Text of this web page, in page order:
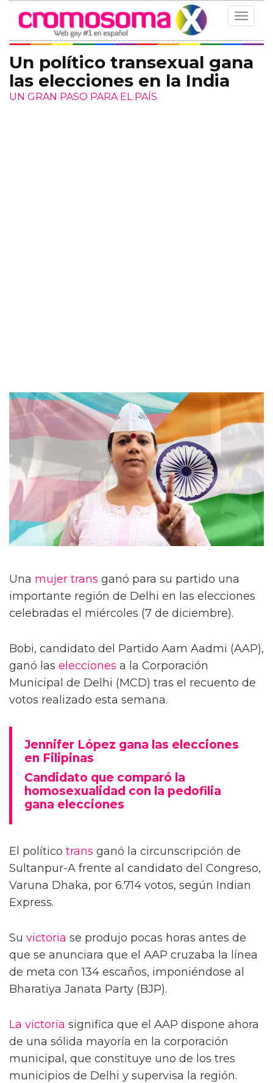
Toggle
Un político transexual gana
las elecciones en la India
UN GRAN PASO PARA EL PAÍS
Una mujer trans ganó para su partido una
importante región de Delhi en las elecciones
celebradas el miércoles (7 de diciembre).
Bobi, candidato del Partido Aam Aadmi (AAP),
ganó las elecciones a la Corporación
Municipal de Delhi (MCD) tras el recuento de
votos realizado esta semana.
Jennifer López gana las elecciones
en Filipinas
Candidato que comparó la
homosexualidad con la pedofilia
gana elecciones
El político trans ganó la circunscripción de
Sultanpur-A frente al candidato del Congreso,
Varuna Dhaka, por 6.714 votos, según Indian
Express.
Su victoria se produjo pocas horas antes de
que se anunciara que el AAP cruzaba la línea
de meta con 134 escaños, imponiéndose al
Bharatiya Janata Party (BJP).
La victoria significa que el AAP dispone ahora
de una sólida mayoría en la corporación
municipal, que constituye uno de los tres
municipios de Delhi y supervisa la región.